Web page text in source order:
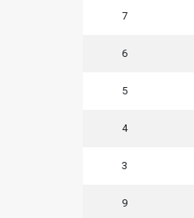
7
6
5
4
3
9